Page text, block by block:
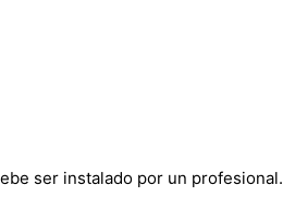
ser instalado por un profesional.